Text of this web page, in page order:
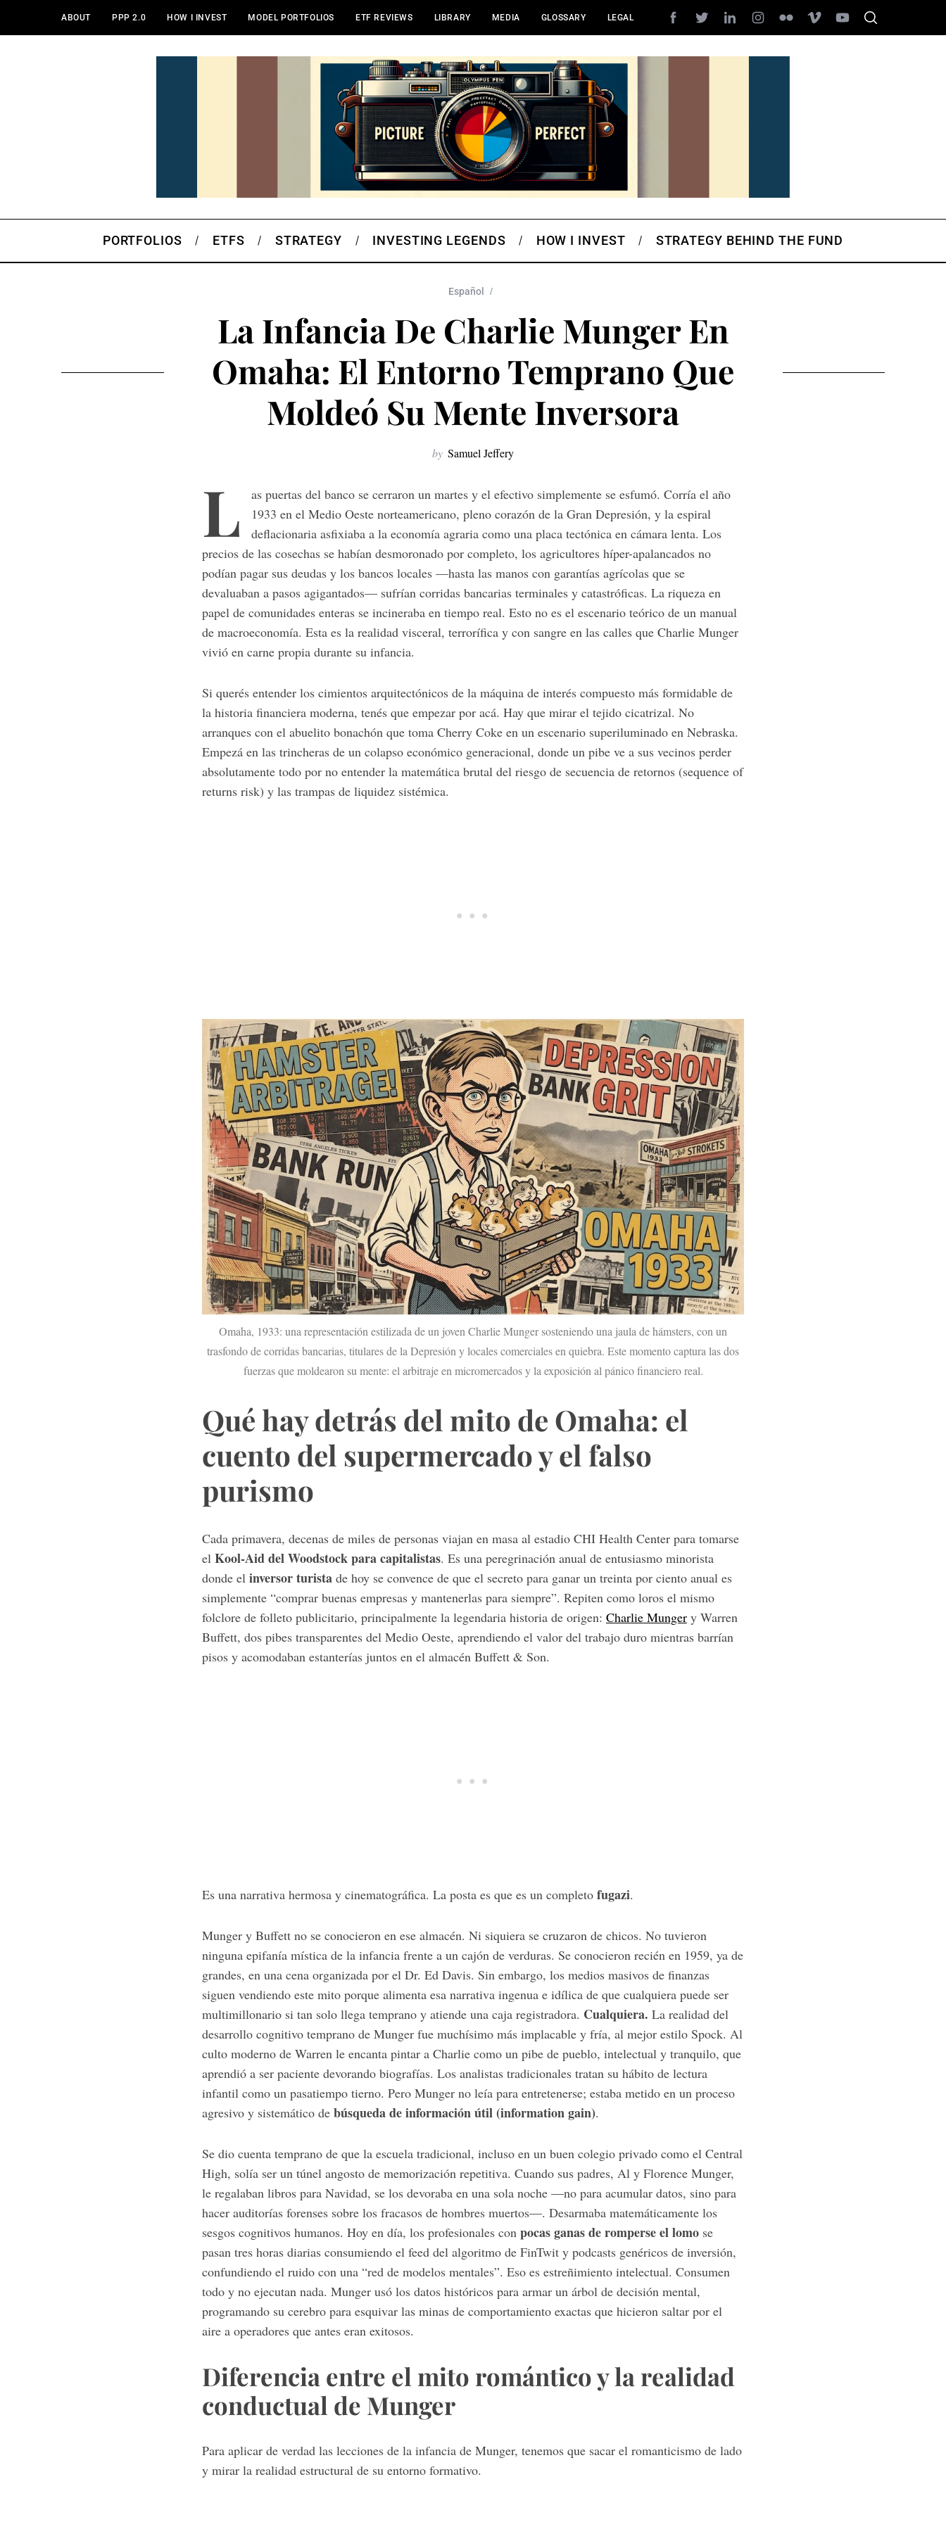
ABOUT PPP 2.0 HOW I INVEST MODEL PORTFOLIOS ETF REVIEWS LIBRARY MEDIA GLOSSARY LEGAL
PORTFOLIOS ETFS STRATEGY INVESTING LEGENDS HOW I INVEST STRATEGY BEHIND THE FUND
Español
La Infancia De Charlie Munger En
Omaha: El Entorno Temprano Que
Moldeó Su Mente Inversora
by Samuel Jeffery
L
as puertas del banco se cerraron un martes y el efectivo simplemente se esfumó. Corría el año
1933 en el Medio Oeste norteamericano, pleno corazón de la Gran Depresión, y la espiral
deflacionaria asfixiaba a la economía agraria como una placa tectónica en cámara lenta. Los
precios de las cosechas se habían desmoronado por completo, los agricultores híper-apalancados no
podían pagar sus deudas y los bancos locales —hasta las manos con garantías agrícolas que se
devaluaban a pasos agigantados— sufrían corridas bancarias terminales y catastróficas. La riqueza en
papel de comunidades enteras se incineraba en tiempo real. Esto no es el escenario teórico de un manual
de macroeconomía. Esta es la realidad visceral, terrorífica y con sangre en las calles que Charlie Munger
vivió en carne propia durante su infancia.
Si querés entender los cimientos arquitectónicos de la máquina de interés compuesto más formidable de
la historia financiera moderna, tenés que empezar por acá. Hay que mirar el tejido cicatrizal. No
arranques con el abuelito bonachón que toma Cherry Coke en un escenario superiluminado en Nebraska.
Empezá en las trincheras de un colapso económico generacional, donde un pibe ve a sus vecinos perder
absolutamente todo por no entender la matemática brutal del riesgo de secuencia de retornos (sequence of
returns risk) y las trampas de liquidez sistémica.
Omaha, 1933: una representación estilizada de un joven Charlie Munger sosteniendo una jaula de hámsters, con un
trasfondo de corridas bancarias, titulares de la Depresión y locales comerciales en quiebra. Este momento captura las dos
fuerzas que moldearon su mente: el arbitraje en micromercados y la exposición al pánico financiero real.
Qué hay detrás del mito de Omaha: el
cuento del supermercado y el falso
purismo
Cada primavera, decenas de miles de personas viajan en masa al estadio CHI Health Center para tomarse
el Kool-Aid del Woodstock para capitalistas. Es una peregrinación anual de entusiasmo minorista
donde el inversor turista de hoy se convence de que el secreto para ganar un treinta por ciento anual es
simplemente “comprar buenas empresas y mantenerlas para siempre”. Repiten como loros el mismo
folclore de folleto publicitario, principalmente la legendaria historia de origen: Charlie Munger y Warren
Buffett, dos pibes transparentes del Medio Oeste, aprendiendo el valor del trabajo duro mientras barrían
pisos y acomodaban estanterías juntos en el almacén Buffett & Son.
Es una narrativa hermosa y cinematográfica. La posta es que es un completo fugazi.
Munger y Buffett no se conocieron en ese almacén. Ni siquiera se cruzaron de chicos. No tuvieron
ninguna epifanía mística de la infancia frente a un cajón de verduras. Se conocieron recién en 1959, ya de
grandes, en una cena organizada por el Dr. Ed Davis. Sin embargo, los medios masivos de finanzas
siguen vendiendo este mito porque alimenta esa narrativa ingenua e idílica de que cualquiera puede ser
multimillonario si tan solo llega temprano y atiende una caja registradora. Cualquiera. La realidad del
desarrollo cognitivo temprano de Munger fue muchísimo más implacable y fría, al mejor estilo Spock. Al
culto moderno de Warren le encanta pintar a Charlie como un pibe de pueblo, intelectual y tranquilo, que
aprendió a ser paciente devorando biografías. Los analistas tradicionales tratan su hábito de lectura
infantil como un pasatiempo tierno. Pero Munger no leía para entretenerse; estaba metido en un proceso
agresivo y sistemático de búsqueda de información útil (information gain).
Se dio cuenta temprano de que la escuela tradicional, incluso en un buen colegio privado como el Central
High, solía ser un túnel angosto de memorización repetitiva. Cuando sus padres, Al y Florence Munger,
le regalaban libros para Navidad, se los devoraba en una sola noche —no para acumular datos, sino para
hacer auditorías forenses sobre los fracasos de hombres muertos—. Desarmaba matemáticamente los
sesgos cognitivos humanos. Hoy en día, los profesionales con pocas ganas de romperse el lomo se
pasan tres horas diarias consumiendo el feed del algoritmo de FinTwit y podcasts genéricos de inversión,
confundiendo el ruido con una “red de modelos mentales”. Eso es estreñimiento intelectual. Consumen
todo y no ejecutan nada. Munger usó los datos históricos para armar un árbol de decisión mental,
programando su cerebro para esquivar las minas de comportamiento exactas que hicieron saltar por el
aire a operadores que antes eran exitosos.
Diferencia entre el mito romántico y la realidad
conductual de Munger
Para aplicar de verdad las lecciones de la infancia de Munger, tenemos que sacar el romanticismo de lado
y mirar la realidad estructural de su entorno formativo.